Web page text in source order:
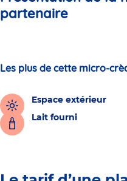
partenaire
Les plus de cette micro-
Espace extérieur
Lait fourni